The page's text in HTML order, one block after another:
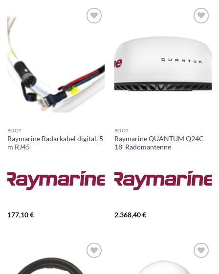
BOOT
Raymarine Radarkabel digital, 5
m RJ45
177,10€
BOOT
Raymarine QUANTUM Q24C
18′ Radomantenne
2.368,40€